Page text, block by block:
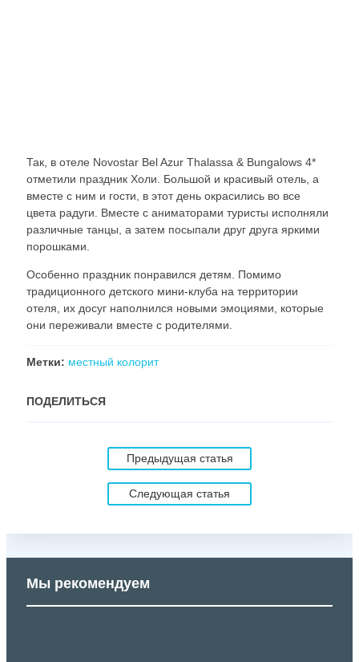
Так, в отеле Novostar Bel Azur Thalassa & Bungalows 4*
отметили праздник Холи. Большой и красивый отель, а
вместе с ним и гости, в этот день окрасились во все
цвета радуги. Вместе с аниматорами туристы исполняли
различные танцы, а затем посыпали друг друга яркими
порошками.
Особенно праздник понравился детям. Помимо
традиционного детского мини-клуба на территории
отеля, их досуг наполнился новыми эмоциями, которые
они переживали вместе с родителями.
Метки: местный колорит
ПОДЕЛИТЬСЯ
Предыдущая статья
Следующая статья
Мы рекомендуем